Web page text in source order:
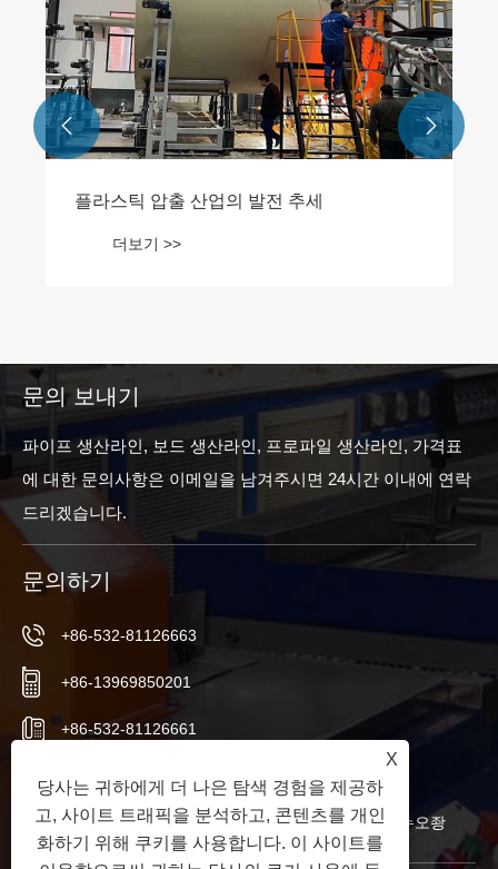
더보기 >>
 
문의 보내기
파이프 생산라인, 보드 생산라인, 프로파일 생산라인, 가격표
에 대한 문의사항은 이메일을 남겨주시면 24시간 이내에 연락
드리겠습니다.
문의하기
+86-532-81126663
+86-13969850201
+86-532-81126661
중국 산둥성 칭다오시 자오저우시 산리허 사무소 누오좡
X
당사는 귀하에게 더 나은 탐색 경험을 제공하
고, 사이트 트래픽을 분석하고, 콘텐츠를 개인
화하기 위해 쿠키를 사용합니다. 이 사이트를